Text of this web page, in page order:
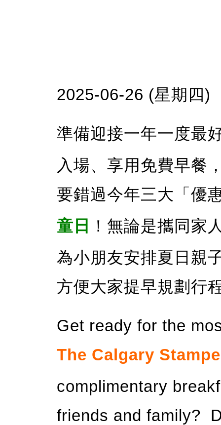
2025-06-26 (星期四)
準備迎接一年一度最
入場、享用免費早餐
要錯過今年三大「優
童日
！無論是攜同家
為小朋友安排夏日親
方便大家提早規劃行
Get ready for the
The Calgary
complimentary
friends and family?